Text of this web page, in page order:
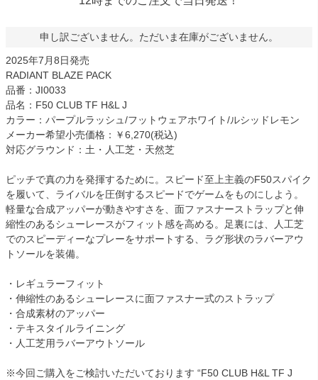
申し訳ございません。ただいま在庫がございません。
2025年7月8日発売
RADIANT BLAZE PACK
品番：JI0033
品名：F50 CLUB TF H&L J
カラー：パープルラッシュ/フットウェアホワイト/ルシッドレモン
メーカー希望小売価格：￥6,270(税込)
対応グラウンド：土・人工芝・天然芝
ピッチで真の力を発揮するために。スピード至上主義のF50スパイク
を履いて、ライバルを圧倒するスピードでゲームをものにしよう。
軽量な合成アッパーが動きやすさを、面ファスナーストラップと伸
縮性のあるシューレースがフィット感を高める。足裏には、人工芝
でのスピーディーなプレーをサポートする、ラグ形状のラバーアウ
トソールを装備。
・レギュラーフィット
・伸縮性のあるシューレースに面ファスナー式のストラップ
・合成素材のアッパー
・テキスタイルライニング
・人工芝用ラバーアウトソール
※今回ご購入をご検討いただいております “F50 CLUB H&L TF J